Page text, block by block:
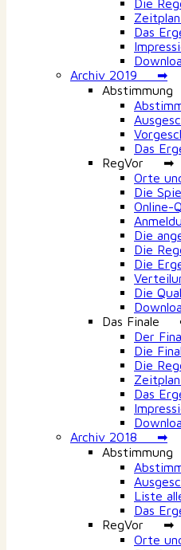
Die
Das
Archiv 2019 ➡
Das
RegVor ➡
Orte
Die
Online-
Die
Die
Die
Die
Das Finale
Der
Die
Die
Das
Archiv 2018 ➡
Liste
Das
RegVor ➡
Orte